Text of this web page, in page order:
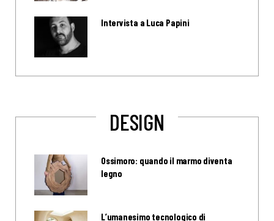
Intervista a Luca Papini
DESIGN
Ossimoro: quando il marmo diventa
legno
L’umanesimo tecnologico di